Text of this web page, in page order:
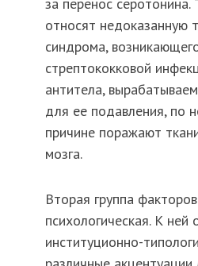
относят недоказанную
синдрома,
стрептококковой
антитела,
для ее подавления, по
причине поражают
мозга.
Вторая группа
психологическая. К ней
институционно-